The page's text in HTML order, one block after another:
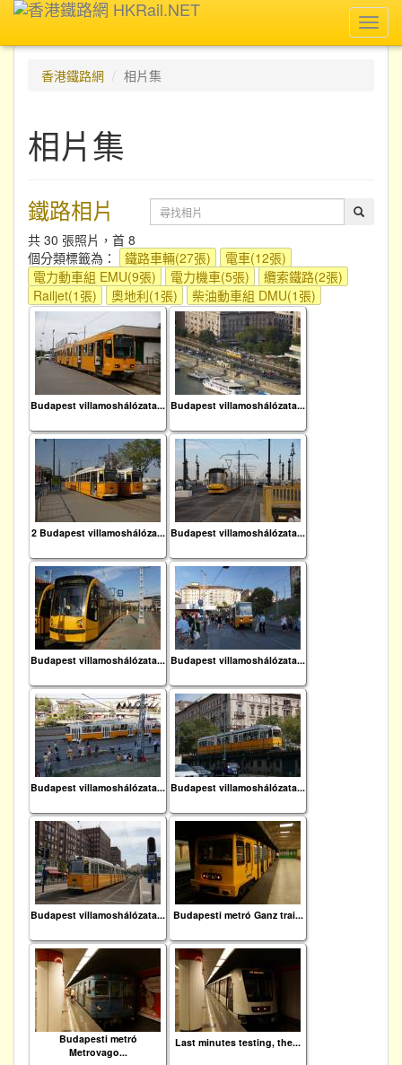
香港鐵路網
相片集
相片集
鐵路相片
共 30 張照片，首 8
個分類標籤為：
鐵路車輛(27張)
電車(12張)
電力動車組 EMU(9張)
電力機車(5張)
纜索鐵路(2張)
Railjet(1張)
奧地利(1張) 柴油動車組 DMU(1張)
Budapest villamoshálózata... Budapest villamoshálózata...
2 Budapest villamoshálóza... Budapest villamoshálózata...
Budapest villamoshálózata... Budapest villamoshálózata...
Budapest villamoshálózata... Budapest villamoshálózata...
Budapest villamoshálózata... Budapesti metró Ganz trai...
Budapesti metró
Metrovago...
Last minutes testing, the...